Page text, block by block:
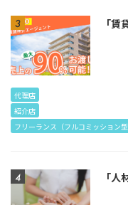
「
代理店
紹介店
フリーランス（フルコミッション型
「